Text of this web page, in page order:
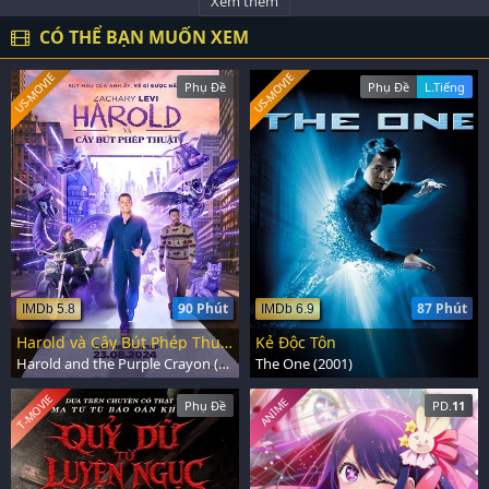
CÓ THỂ BẠN MUỐN XEM
Phụ Đề
90 Phút
IMDb 5.8
US-MOVIE
Harold và Cây Bút Phép Thuật
Harold and the Purple Crayon (2024)
Phụ Đề L.Tiếng
87 Phút
IMDb 6.9
US-MOVIE
Kẻ Độc Tôn
The One (2001)
Phụ Đề
T-MOVIE PD. 11
ANIME